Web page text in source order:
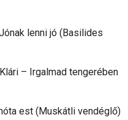
lenni jó (Basilides
– Irgalmad tengerében
est (Muskátli vendéglő)